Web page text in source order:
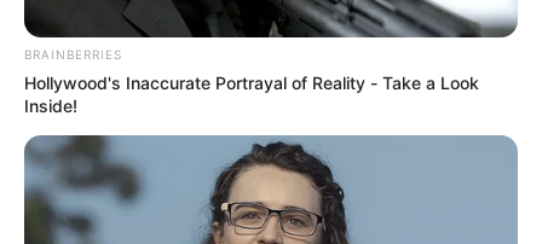
BRAINBERRIES
Hollywood's Inaccurate Portrayal of Reality - Take a Look
Inside!